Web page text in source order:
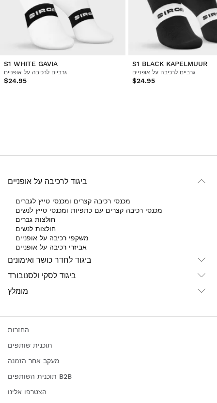
S1 WHITE GAVIA
גרביים לרכיבה על אופניים
$24.95
S1 BLACK KAPELMUUR
גרביים לרכיבה על אופניים
$24.95
ביגוד לרכיבה על אופניים
מכנסי רכיבה קצרים ומכנסי טייץ לגברים
מכנסי רכיבה קצרים עם כתפיות ומכנסי טייץ לנשים
חולצות גברים
חולצות לנשים
משקפי רכיבה על אופניים
אביזרי רכיבה על אופניים
ביגוד לחדר כושר ואימונים
ביגוד לסקי ולסנובורד
מומלץ
החזרות
תוכנית שותפים
מעקב אחר הזמנה
תוכנית השותפים B2B
הצטרפו אלינו